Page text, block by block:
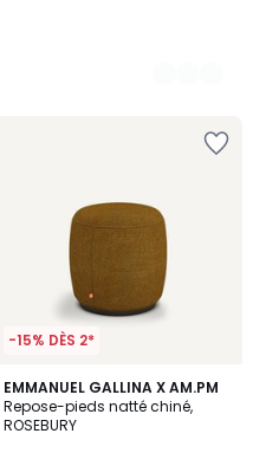
-15% DÈS 2*
EMMANUEL GALLINA X AM.PM
Repose-pieds natté chiné,
ROSEBURY
5
/
5
2
Couleurs